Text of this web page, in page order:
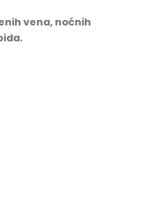
vena, noćnih